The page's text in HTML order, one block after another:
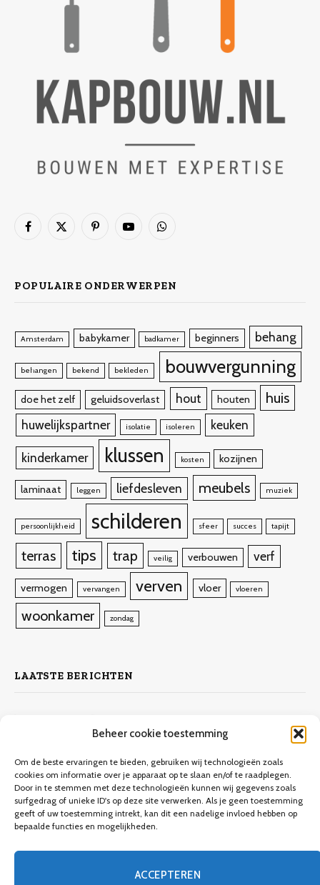
Beheer cookie toestemming
Om de beste ervaringen te bieden, gebruiken wij technologieën zoals
cookies om informatie over je apparaat op te slaan en/of te raadplegen.
Door in te stemmen met deze technologieën kunnen wij gegevens zoals
surfgedrag of unieke ID's op deze site verwerken. Als je geen toestemming
geeft of uw toestemming intrekt, kan dit een nadelige invloed hebben op
bepaalde functies en mogelijkheden.
ACCEPTEREN
Facebook
X
PinterestYouTubeWhatsApp
POPULAIRE ONDERWERPEN
Amsterdam babykamer badkamer beginners behang
behangen bekend bekleden bouwvergunning
doe het zelf geluidsoverlast hout houten huis
huwelijkspartner isolatie isoleren keuken
kinderkamer klussen kosten kozijnen
laminaat leggen liefdesleven meubels muziek
persoonlijkheid schilderen sfeer succes tapijt
terras tips trap veilig verbouwen verf
vermogen vervangen verven vloer vloeren
woonkamer zondag
LAATSTE BERICHTEN
Keuken verbouwen op een budget
9 december 2023 9.706Views
Een gids voor meubels verven